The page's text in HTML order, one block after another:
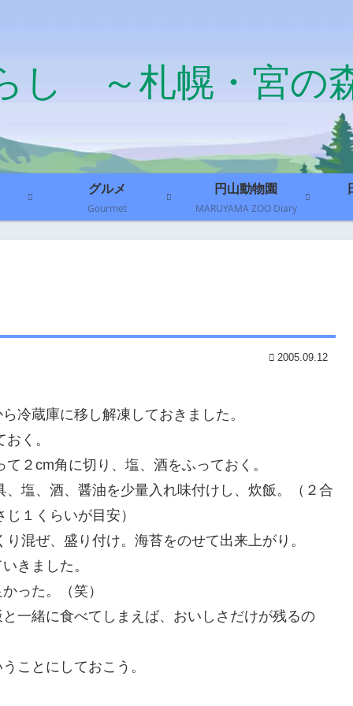
し ～札幌・宮の
グルメ
Gourmet
円山動物園
MARUYAMA ZOO Diary
2005.09.12
冷蔵庫に移し解凍しておきました。
く。
２cm角に切り、塩、酒をふっておく。
塩、酒、醤油を少量入れ味付けし、炊飯。（２合
１くらいが目安）
混ぜ、盛り付け。海苔をのせて出来上がり。
きました。
った。（笑）
一緒に食べてしまえば、おいしさだけが残るの
ことにしておこう。